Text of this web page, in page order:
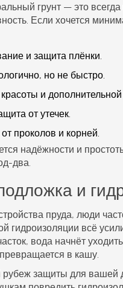
грунт — это
Если хочется
и защита плёнки.
но не быстро.
и дополнительной
от утечек.
проколов и корней.
надёжности и
два.
и
пруда, люди
гидроизоляции всё
вода начнёт
в кашу.
защиты для вашей